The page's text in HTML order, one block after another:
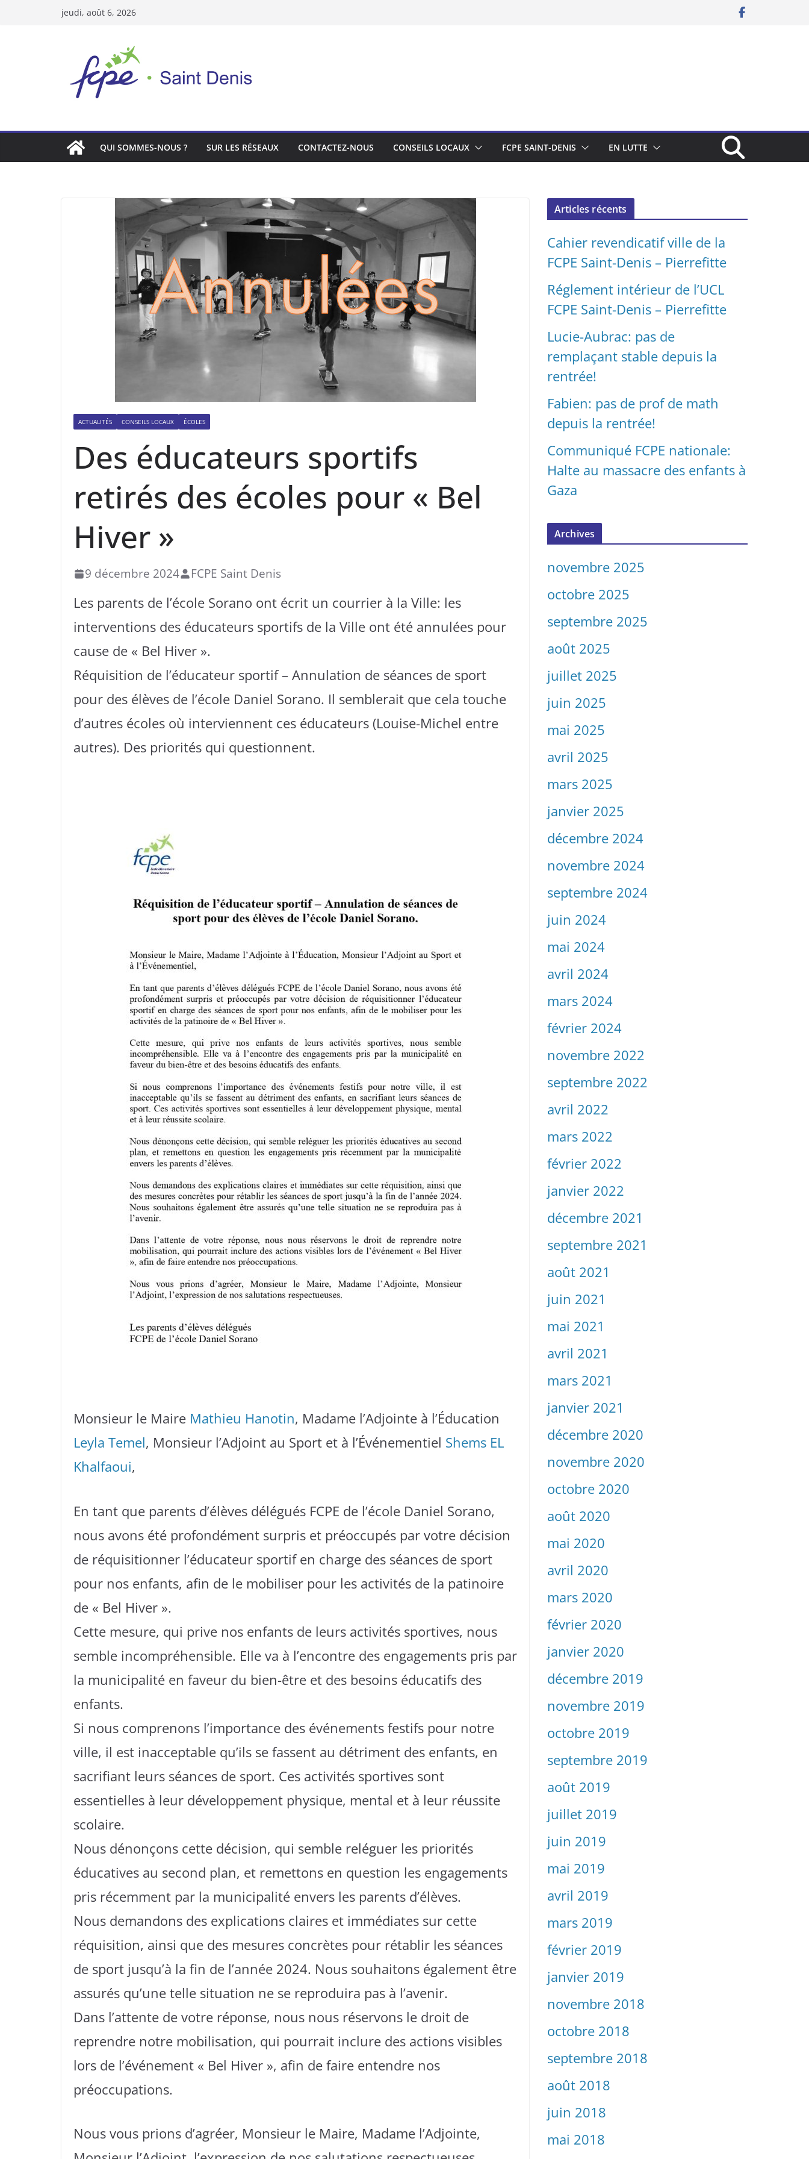
jeudi, août 6, 2026
QUI SOMMES-NOUS ? SUR LES RÉSEAUX CONTACTEZ-NOUS CONSEILS LOCAUX FCPE SAINT-DENIS EN LUTTE
ACTUALITÉS CONSEILS LOCAUX ÉCOLES
Des éducateurs sportifs
retirés des écoles pour « Bel
Hiver »
9 décembre 2024 FCPE Saint Denis
Les parents de l’école Sorano ont écrit un courrier à la Ville: les
interventions des éducateurs sportifs de la Ville ont été annulées pour
cause de « Bel Hiver ».
Réquisition de l’éducateur sportif – Annulation de séances de sport
pour des élèves de l’école Daniel Sorano. Il semblerait que cela touche
d’autres écoles où interviennent ces éducateurs (Louise-Michel entre
autres). Des priorités qui questionnent.
Monsieur le Maire Mathieu Hanotin, Madame l’Adjointe à l’Éducation
Leyla Temel, Monsieur l’Adjoint au Sport et à l’Événementiel Shems EL
Khalfaoui,
En tant que parents d’élèves délégués FCPE de l’école Daniel Sorano,
nous avons été profondément surpris et préoccupés par votre décision
de réquisitionner l’éducateur sportif en charge des séances de sport
pour nos enfants, afin de le mobiliser pour les activités de la patinoire
de « Bel Hiver ».
Cette mesure, qui prive nos enfants de leurs activités sportives, nous
semble incompréhensible. Elle va à l’encontre des engagements pris par
la municipalité en faveur du bien-être et des besoins éducatifs des
enfants.
Si nous comprenons l’importance des événements festifs pour notre
ville, il est inacceptable qu’ils se fassent au détriment des enfants, en
sacrifiant leurs séances de sport. Ces activités sportives sont
essentielles à leur développement physique, mental et à leur réussite
scolaire.
Nous dénonçons cette décision, qui semble reléguer les priorités
éducatives au second plan, et remettons en question les engagements
pris récemment par la municipalité envers les parents d’élèves.
Nous demandons des explications claires et immédiates sur cette
réquisition, ainsi que des mesures concrètes pour rétablir les séances
de sport jusqu’à la fin de l’année 2024. Nous souhaitons également être
assurés qu’une telle situation ne se reproduira pas à l’avenir.
Dans l’attente de votre réponse, nous nous réservons le droit de
reprendre notre mobilisation, qui pourrait inclure des actions visibles
lors de l’événement « Bel Hiver », afin de faire entendre nos
préoccupations.
Nous vous prions d’agréer, Monsieur le Maire, Madame l’Adjointe,
Articles récents
Cahier revendicatif ville de la
FCPE Saint-Denis – Pierrefitte
Réglement intérieur de l’UCL
FCPE Saint-Denis – Pierrefitte
Lucie-Aubrac: pas de
remplaçant stable depuis la
rentrée!
Fabien: pas de prof de math
depuis la rentrée!
Communiqué FCPE nationale:
Halte au massacre des enfants à
Gaza
Archives
novembre 2025
octobre 2025
septembre 2025
août 2025
juillet 2025
juin 2025
mai 2025
avril 2025
mars 2025
janvier 2025
décembre 2024
novembre 2024
septembre 2024
juin 2024
mai 2024
avril 2024
mars 2024
février 2024
novembre 2022
septembre 2022
avril 2022
mars 2022
février 2022
janvier 2022
décembre 2021
septembre 2021
août 2021
juin 2021
mai 2021
avril 2021
mars 2021
janvier 2021
décembre 2020
novembre 2020
octobre 2020
août 2020
mai 2020
avril 2020
mars 2020
février 2020
janvier 2020
décembre 2019
novembre 2019
octobre 2019
septembre 2019
août 2019
juillet 2019
juin 2019
mai 2019
avril 2019
mars 2019
février 2019
janvier 2019
novembre 2018
octobre 2018
septembre 2018
août 2018
juin 2018
mai 2018